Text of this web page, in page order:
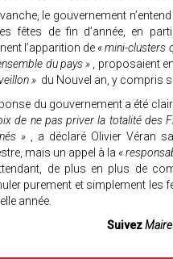
le gouvernement
fêtes de fin d’année, en
l’apparition de « mini-clusters
du pays »
, proposaient
» du Nouvel an, y compris
du gouvernement a été
de ne pas priver la totalité des
»
, a déclaré Olivier Véran
mais un appel à la «
de plus en plus de
purement et simplement les
année.
Suivez